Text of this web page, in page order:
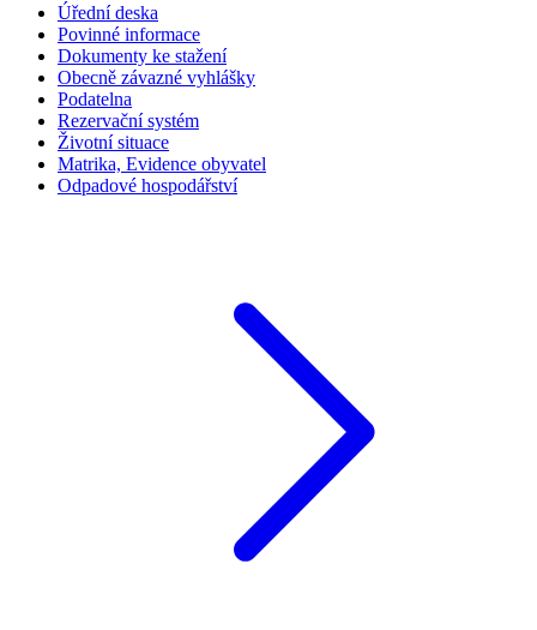
Úřední deska
Povinné informace
Dokumenty ke stažení
Obecně závazné vyhlášky
Podatelna
Rezervační systém
Životní situace
Matrika, Evidence obyvatel
Odpadové hospodářství